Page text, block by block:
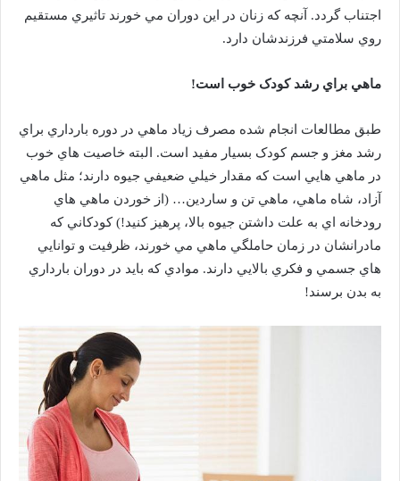
اجتناب گردد. آنچه که زنان در اين دوران مي خورند تاثيري مستقيم
روي سلامتي فرزندشان دارد.
ماهي براي رشد کودک خوب است!
طبق مطالعات انجام شده مصرف زياد ماهي در دوره بارداري براي
رشد مغز و جسم کودک بسيار مفيد است. البته خاصيت هاي خوب
در ماهي هايي است که مقدار خيلي ضعيفي جيوه دارند؛ مثل ماهي
آزاد، شاه ماهي، ماهي تن و ساردين… (از خوردن ماهي هاي
رودخانه اي به علت داشتن جيوه بالا، پرهيز کنيد!) کودکاني که
مادرانشان در زمان حاملگي ماهي مي خورند، ظرفيت و توانايي
هاي جسمي و فکري بالايي دارند. موادي که بايد در دوران بارداري
به بدن برسند!